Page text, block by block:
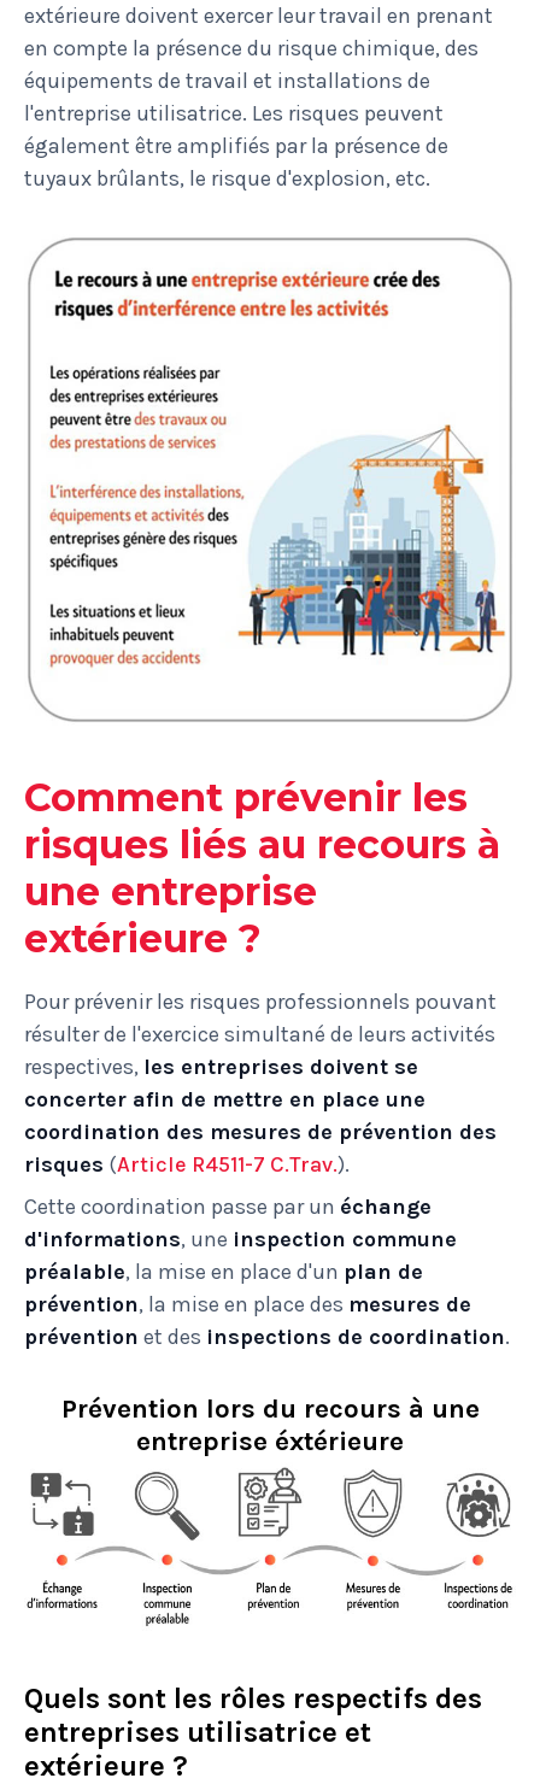
extérieure doivent exercer leur travail en prenant
en compte la présence du risque chimique, des
équipements de travail et installations de
l'entreprise utilisatrice. Les risques peuvent
également être amplifiés par la présence de
tuyaux brûlants, le risque d'explosion, etc.
Comment prévenir les
risques liés au recours à
une entreprise
extérieure ?
Pour prévenir les risques professionnels pouvant
résulter de l'exercice simultané de leurs activités
respectives, les entreprises doivent se
concerter afin de mettre en place une
coordination des mesures de prévention des
risques (Article R4511-7 C.Trav.).
Cette coordination passe par un échange
d'informations, une inspection commune
préalable, la mise en place d'un plan de
prévention, la mise en place des mesures de
prévention et des inspections de coordination.
Prévention lors du recours à une
entreprise éxtérieure
Quels sont les rôles respectifs des
entreprises utilisatrice et
extérieure ?